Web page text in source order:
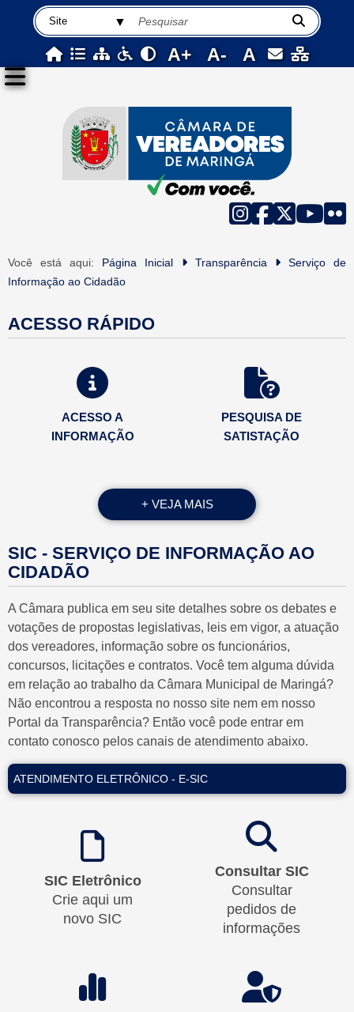
A+ A- A
Você está aqui: Página Inicial Transparência
Serviço de
Informação ao Cidadão
ACESSO RÁPIDO
ACESSO A
INFORMAÇÃO
PESQUISA DE
SATISTAÇÃO
SESSÃO
SAPL
TRANSPARÊNCIA
PROCESSO
ELETRÔNICO
USUÁRIO
EXTERNO
VEREADORES
MESA
DIRETORA
+ VEJA MAIS
SIC - SERVIÇO DE INFORMAÇÃO AO
CIDADÃO
A Câmara publica em seu site detalhes sobre os debates e
votações de propostas legislativas, leis em vigor, a atuação
dos vereadores, informação sobre os funcionários,
concursos, licitações e contratos. Você tem alguma dúvida
em relação ao trabalho da Câmara Municipal de Maringá?
Não encontrou a resposta no nosso site nem em nosso
Portal da Transparência? Então você pode entrar em
contato conosco pelos canais de atendimento abaixo.
ATENDIMENTO ELETRÔNICO - E-SIC
SIC Eletrônico
Crie aqui um
novo SIC
Consultar SIC
Consultar
pedidos de
informações